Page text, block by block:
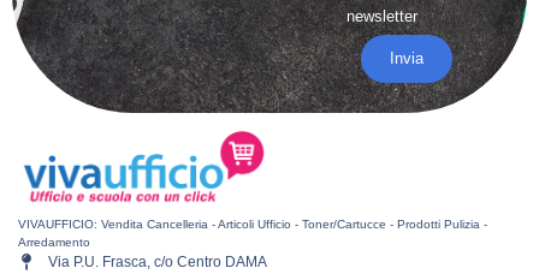
newsletter
Invia
VIVAUFFICIO: Vendita Cancelleria - Articoli Ufficio - Toner/Cartucce - Prodotti Pulizia -
Arredamento
Via P.U. Frasca, c/o Centro DAMA